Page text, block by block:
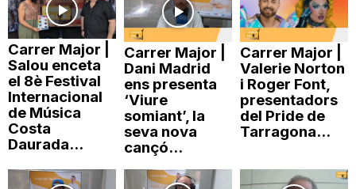
n
a
Carrer Major |
Salou enceta
el 8è Festival
Internacional
de Música
Costa
Daurada...
Carrer Major |
Dani Madrid
ens presenta
‘Viure
somiant’, la
seva nova
cançó...
Carrer Major |
Valerie Norton
i Roger Font,
presentadors
del Pride de
Tarragona...